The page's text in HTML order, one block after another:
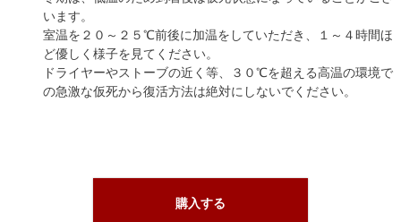
います。
室温を２０～２５℃前後に加温をしていただき、１～４時間ほ
ど優しく様子を見てください。
ドライヤーやストーブの近く等、３０℃を超える高温の環境で
の急激な仮死から復活方法は絶対にしないでください。
購入する